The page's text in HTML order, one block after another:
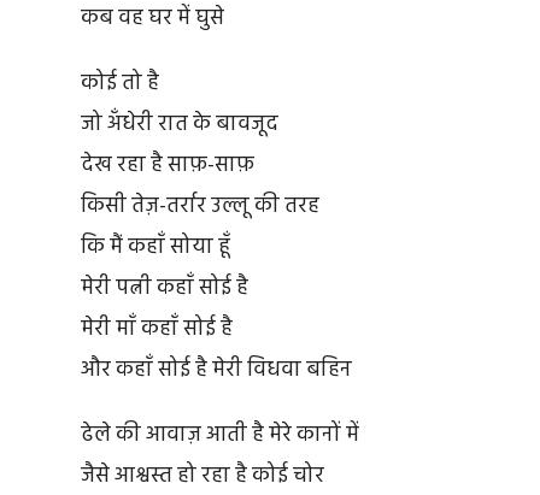
कब वह घर में घुसे
कोई तो है
जो अँधेरी रात के बावजूद
देख रहा है साफ़-साफ़
किसी तेज़-तर्रार उल्लू की तरह
कि मैं कहाँ सोया हूँ
मेरी पत्नी कहाँ सोई है
मेरी माँ कहाँ सोई है
और कहाँ सोई है मेरी विधवा बहिन
ढेले की आवाज़ आती है मेरे कानों में
जैसे आश्वस्त हो रहा है कोई चोर